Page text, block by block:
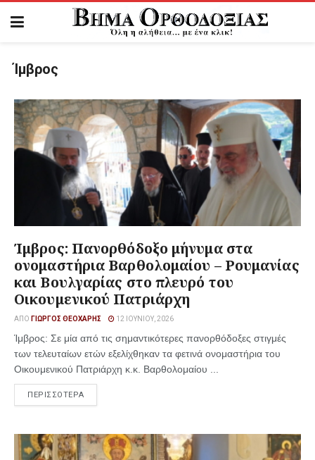
Ίμβρος
Ίμβρος: Πανορθόδοξο μήνυμα στα
ονομαστήρια Βαρθολομαίου – Ρουμανίας
και Βουλγαρίας στο πλευρό του
Οικουμενικού Πατριάρχη
ΑΠΌ ΓΙΏΡΓΟΣ ΘΕΟΧΆΡΗΣ 12 ΙΟΥΝΊΟΥ, 2026
Ίμβρος: Σε μία από τις σημαντικότερες πανορθόδοξες στιγμές
των τελευταίων ετών εξελίχθηκαν τα φετινά ονομαστήρια του
Οικουμενικού Πατριάρχη κ.κ. Βαρθολομαίου ...
ΠΕΡΙΣΣΟΤΕΡΑ